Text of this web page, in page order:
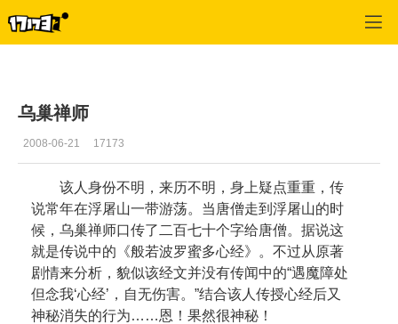
乌巢禅师
2008-06-21 17173
该人身份不明，来历不明，身上疑点重重，传
说常年在浮屠山一带游荡。当唐僧走到浮屠山的时
候，乌巢禅师口传了二百七十个字给唐僧。据说这
就是传说中的《般若波罗蜜多心经》。不过从原著
剧情来分析，貌似该经文并没有传闻中的“遇魔障处
但念我‘心经’，自无伤害。”结合该人传授心经后又
神秘消失的行为……恩！果然很神秘！